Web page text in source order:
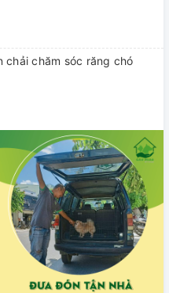
chải chăm sóc răng chó